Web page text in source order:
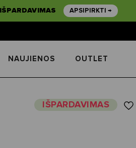
APSIPIRKTI →
NAUJIENOS OUTLET
IŠPARDAVIMAS